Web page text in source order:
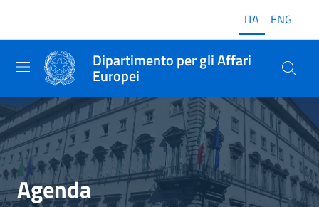
ITA ENG
Dipartimento per gli Affari
Europei
Agenda